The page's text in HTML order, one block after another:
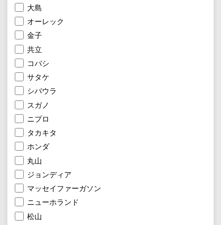
大島
オーレック
金子
共立
コバシ
サタケ
シバウラ
スガノ
ニプロ
タカキタ
ホンダ
丸山
ジョンディア
マッセイファーガソン
ニューホランド
松山